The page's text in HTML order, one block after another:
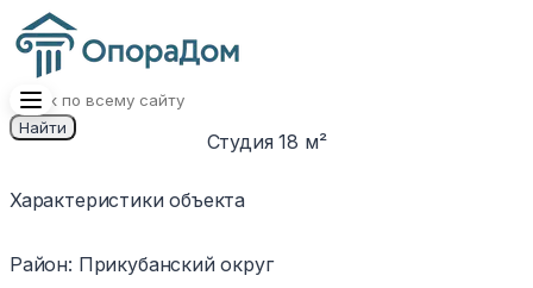
Найти
Студия 18 м²
недоступно
Характеристики объекта
Район: Прикубанский округ